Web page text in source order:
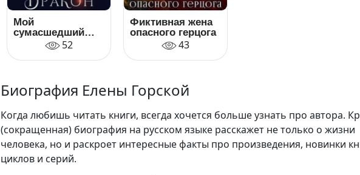
Мой
сумасшедший
дракон
52
Фиктивная жена
опасного герцога
43
Биография Елены Горской
Когда любишь читать книги, всегда хочется больше узнать про автора.
(сокращенная) биография на русском языке расскажет не только о жизни
человека, но и раскроет интересные факты про произведения, новинки
циклов и серий.